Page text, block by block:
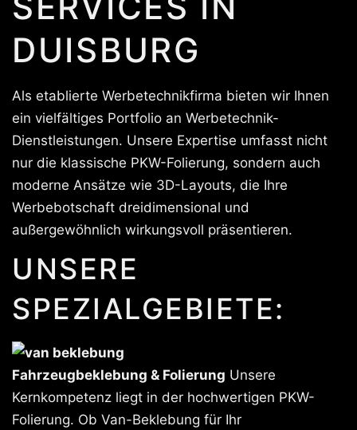
DUISBURG
Als etablierte Werbetechnikfirma bieten wir Ihnen
ein vielfältiges Portfolio an Werbetechnik-
Dienstleistungen. Unsere Expertise umfasst nicht
nur die klassische PKW-Folierung, sondern auch
moderne Ansätze wie 3D-Layouts, die Ihre
Werbebotschaft dreidimensional und
außergewöhnlich wirkungsvoll präsentieren.
UNSERE
SPEZIALGEBIETE:
Fahrzeugbeklebung & Folierung Unsere
Kernkompetenz liegt in der hochwertigen PKW-
Folierung. Ob Van-Beklebung für Ihr